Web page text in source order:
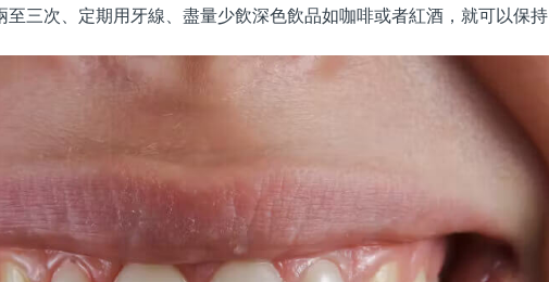
至三次、定期用牙線、盡量少飲深色飲品如咖啡或者紅酒，就可以保持